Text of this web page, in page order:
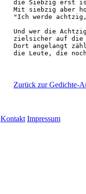
die Siebzig erst
Mit siebzig aber
"Ich werde
Und wer die
zielsicher auf die
Dort angelangt
Zurück zur Gedichte-
Kontakt Impressum